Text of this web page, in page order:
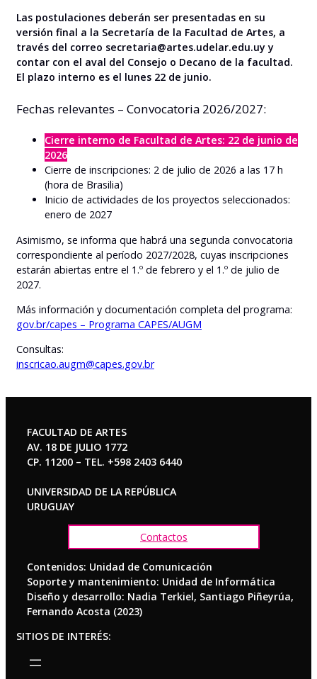
Las postulaciones deberán ser presentadas en su
versión final a la Secretaría de la Facultad de Artes, a
través del correo secretaria@artes.udelar.edu.uy y
contar con el aval del Consejo o Decano de la facultad.
El plazo interno es el lunes 22 de junio.
Fechas relevantes – Convocatoria 2026/2027:
Cierre interno de Facultad de Artes: 22 de junio de
2026
Cierre de inscripciones: 2 de julio de 2026 a las 17 h
(hora de Brasilia)
Inicio de actividades de los proyectos seleccionados:
enero de 2027
Asimismo, se informa que habrá una segunda convocatoria
correspondiente al período 2027/2028, cuyas inscripciones
estarán abiertas entre el 1.º de febrero y el 1.º de julio de
2027.
Más información y documentación completa del programa:
gov.br/capes – Programa CAPES/AUGM
Consultas:
inscricao.augm@capes.gov.br
FACULTAD DE ARTES
AV. 18 DE JULIO 1772
CP. 11200 – TEL. +598 2403 6440
UNIVERSIDAD DE LA REPÚBLICA
URUGUAY
Contactos
Contenidos: Unidad de Comunicación
Soporte y mantenimiento: Unidad de Informática
Diseño y desarrollo: Nadia Terkiel, Santiago Piñeyrúa,
Fernando Acosta (2023)
SITIOS DE INTERÉS: